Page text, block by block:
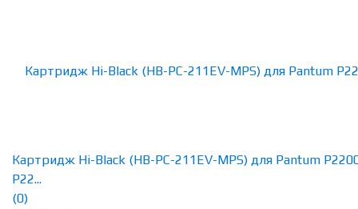
Картридж Hi-Black (HB-PC-211EV-MPS) для Pantum
P22...
(0)